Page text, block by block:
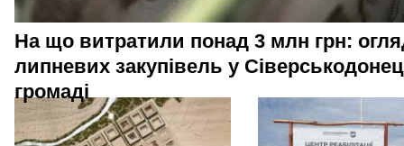
На що витратили понад 3 млн грн:
липневих закупівель у
громаді